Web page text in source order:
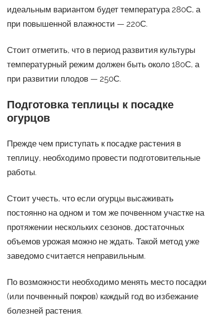
идеальным вариантом будет температура 280С, а
при повышенной влажности — 220С.
Стоит отметить, что в период развития культуры
температурный режим должен быть около 180С, а
при развитии плодов — 250С.
Подготовка теплицы к посадке
огурцов
Прежде чем приступать к посадке растения в
теплицу, необходимо провести подготовительные
работы.
Стоит учесть, что если огурцы высаживать
постоянно на одном и том же почвенном участке на
протяжении нескольких сезонов, достаточных
объемов урожая можно не ждать. Такой метод уже
заведомо считается неправильным.
По возможности необходимо менять место посадки
(или почвенный покров) каждый год во избежание
болезней растения.